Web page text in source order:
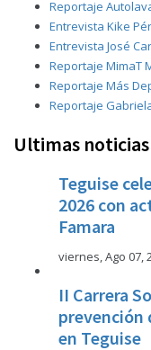
Reportaje
Entrevista Kike
Entrevista José
Reportaje MimaT
Reportaje Más
Reportaje
Ultimas noticias
Teguise
2026 con
Famara
viernes, Ago 07,
II Carrera
prevención
en Teguise